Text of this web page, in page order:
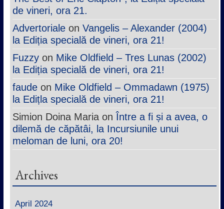
de vineri, ora 21.
Advertorialeon Vangelis – Alexander (2004)
la Ediția specială de vineri, ora 21!
Fuzzyon Mike Oldfield – Tres Lunas (2002)
la Ediția specială de vineri, ora 21!
faudeon Mike Oldfield – Ommadawn (1975)
la Edițla specială de vineri, ora 21!
Simion Doina MariaonÎntre a fi și a avea, o
dilemă de căpătâi, la Incursiunile unui
meloman de luni, ora 20!
Archives
April 2024